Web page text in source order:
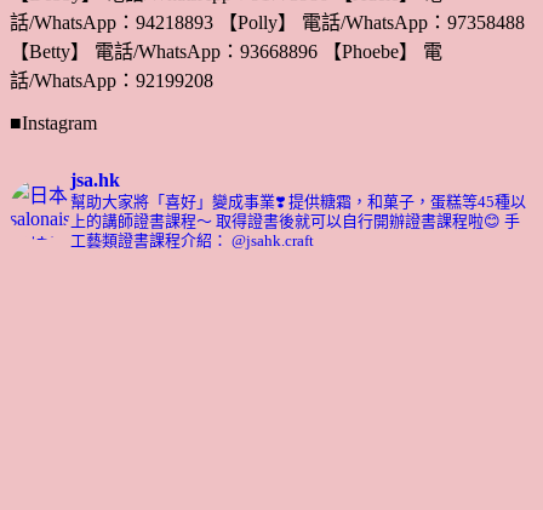
話/WhatsApp：94218893 【Polly】 電話/WhatsApp：97358488
【Betty】 電話/WhatsApp：93668896 【Phoebe】 電
話/WhatsApp：92199208
■Instagram
jsa.hk
幫助大家將「喜好」變成事業❣️ 提供糖霜，和菓子，蛋糕等45種以
上的講師證書課程～ 取得證書後就可以自行開辦證書課程啦😊 手
工藝類證書課程介紹： @jsahk.craft